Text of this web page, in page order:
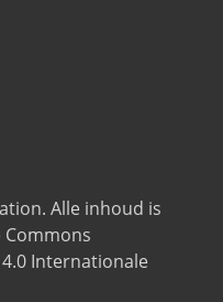
. Alle inhoud is
Internationale